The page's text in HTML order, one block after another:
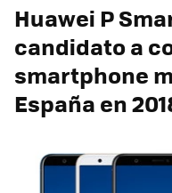
Huawei P
candidato a
smartphone
España en